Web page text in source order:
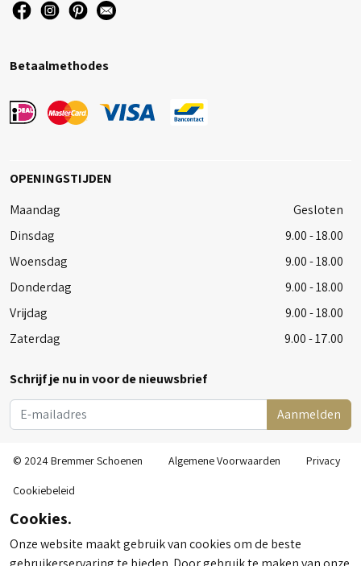
Betaalmethodes
OPENINGSTIJDEN
Maandag
Gesloten
Dinsdag
9.00 - 18.00
Woensdag
9.00 - 18.00
Donderdag
9.00 - 18.00
Vrijdag
9.00 - 18.00
Zaterdag
9.00 - 17.00
Schrijf je nu in voor de nieuwsbrief
Aanmelden
© 2024 Bremmer Schoenen Algemene Voorwaarden Privacy
Cookiebeleid
Cookies.
Onze website maakt gebruik van cookies om de beste